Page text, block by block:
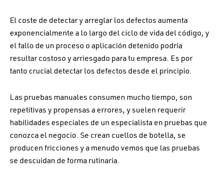
El coste de detectar y arreglar los defectos aumenta
exponencialmente a lo largo del ciclo de vida del código, y
el fallo de un proceso o aplicación detenido podría
resultar costoso y arriesgado para tu empresa. Es por
tanto crucial detectar los defectos desde el principio.
Las pruebas manuales consumen mucho tiempo, son
repetitivas y propensas a errores, y suelen requerir
habilidades especiales de un especialista en pruebas que
conozca el negocio. Se crean cuellos de botella, se
producen fricciones y a menudo vemos que las pruebas
se descuidan de forma rutinaria.